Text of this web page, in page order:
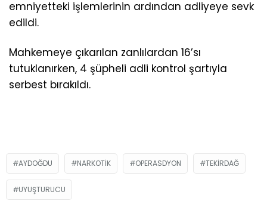
emniyetteki işlemlerinin ardından adliyeye sevk
edildi.
Mahkemeye çıkarılan zanlılardan 16’sı
tutuklanırken, 4 şüpheli adli kontrol şartıyla
serbest bırakıldı.
AYDOĞDU NARKOTIK OPERASDYON TEKIRDAĞ
UYUŞTURUCU